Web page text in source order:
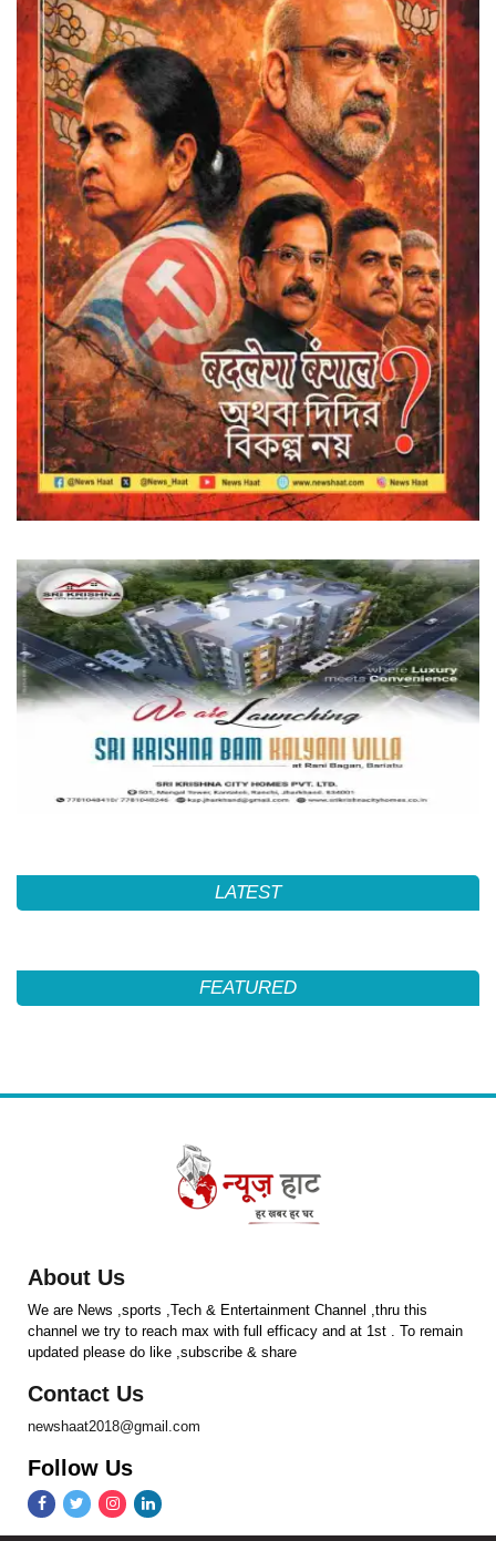
LATEST
FEATURED
About Us
We are News ,sports ,Tech & Entertainment Channel ,thru this
channel we try to reach max with full efficacy and at 1st . To remain
updated please do like ,subscribe & share
Contact Us
newshaat2018@gmail.com
Follow Us